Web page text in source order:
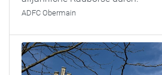
ADFC Obermain